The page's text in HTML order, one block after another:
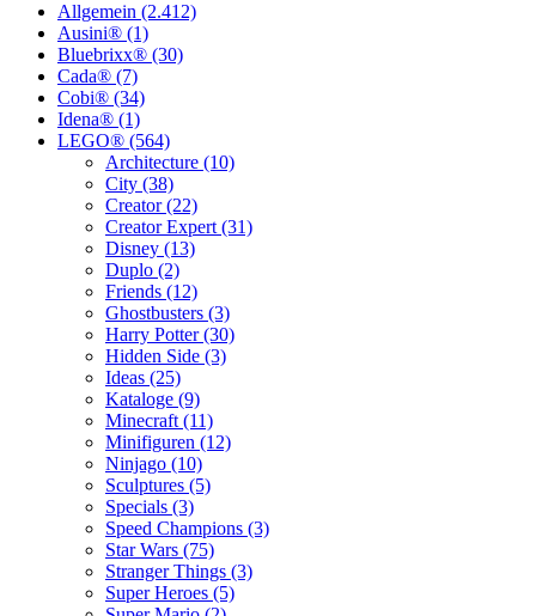
Allgemein (2.412)
Ausini® (1)
Bluebrixx® (30)
Cada® (7)
Cobi® (34)
Idena® (1)
LEGO® (564)
Architecture (10)
City (38)
Creator (22)
Creator Expert (31)
Disney (13)
Duplo (2)
Friends (12)
Ghostbusters (3)
Harry Potter (30)
Hidden Side (3)
Ideas (25)
Kataloge (9)
Minecraft (11)
Minifiguren (12)
Ninjago (10)
Sculptures (5)
Specials (3)
Speed Champions (3)
Star Wars (75)
Stranger Things (3)
Super Heroes (5)